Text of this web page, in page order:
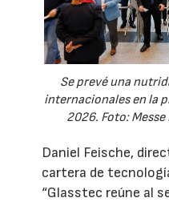
Se prevé una
internacionales en la
2026. Foto:
Daniel Feische,
cartera de
“Glasstec reúne al